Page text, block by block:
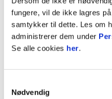
fungere, vil de ikke lagres
samtykker til dette. Les om
administrerer dem under
Se alle cookies her.
Nødvendig
KFUM Oslo
-
Odd
-
Lillestrøm
Runde 19 (17. - 18.